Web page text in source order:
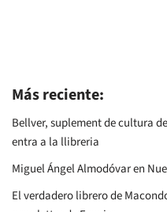
Más reciente:
Bellver, suplement de cultura
entra a la llibreria
Miguel Ángel Almodóvar en
El verdadero librero de